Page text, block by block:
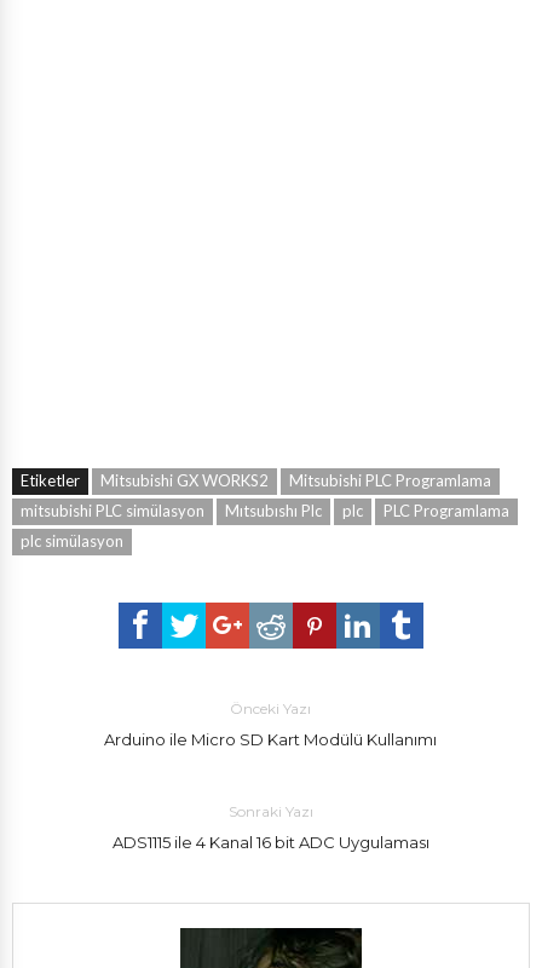
Etiketler Mitsubishi GX WORKS2
Mitsubishi PLC Programlama
mitsubishi PLC simülasyon
Mıtsubıshı Plc plc
PLC Programlama
plc simülasyon
Önceki Yazı
Arduino ile Micro SD Kart Modülü Kullanımı
Sonraki Yazı
ADS1115 ile 4 Kanal 16 bit ADC Uygulaması